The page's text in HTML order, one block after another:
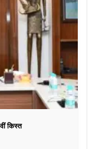
किस्त